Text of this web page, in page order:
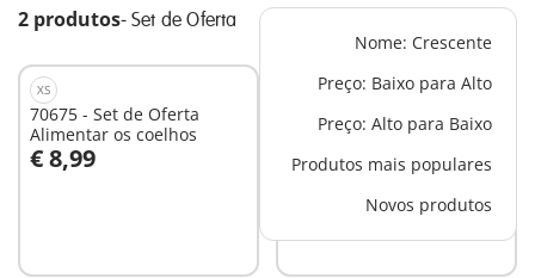
2 produtos- Set de Oferta
Nome: Crescente
Preço: Baixo para Alto
Preço: Alto para Baixo
Produtos mais populares
Novos produtos
XS
70675 - Set de Oferta
Alimentar os coelhos
€ 8,99
Ao carrinho
70676 - Set de Oferta
Treinadora de Cães
€ 8,99
disponível